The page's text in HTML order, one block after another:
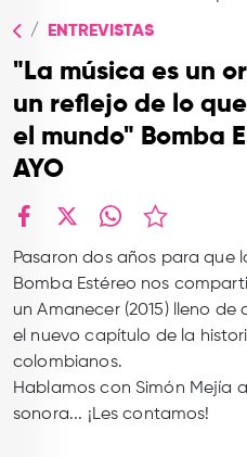
CONTACTO
ENTREVISTAS
"La música es un
un reflejo de lo
el mundo" Bomba
AYO
Pasaron dos años para que
Bomba Estéreo nos
un Amanecer (2015) lleno de
el nuevo capítulo de la
colombianos.
Hablamos con Simón Mejía
sonora... ¡Les contamos!